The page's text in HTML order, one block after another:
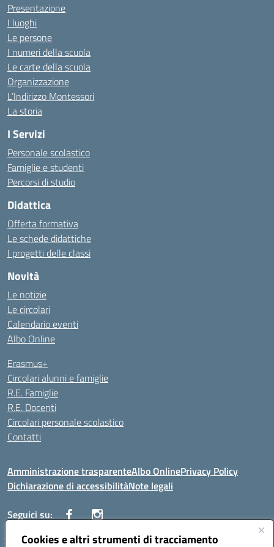
Cookies e altri strumenti di tracciamento
Presentazione
I luoghi
Le persone
I numeri della scuola
Le carte della scuola
Organizzazione
L’Indirizzo Montessori
La storia
I Servizi
Personale scolastico
Famiglie e studenti
Percorsi di studio
Didattica
Offerta formativa
Le schede didattiche
I progetti delle classi
Novità
Le notizie
Le circolari
Calendario eventi
Albo Online
Erasmus+
Circolari alunni e famiglie
R.E. Famiglie
R.E. Docenti
Circolari personale scolastico
Contatti
Amministrazione trasparenteAlbo OnlinePrivacy Policy
Dichiarazione di accessibilitàNote legali
Seguici su: